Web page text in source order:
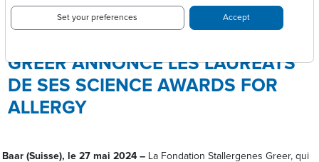
Science Awards for Allergy
GREER ANNONCE LES LAURÉATS
DE SES SCIENCE AWARDS FOR
ALLERGY
Baar (Suisse), le 27 mai 2024 –La Fondation Stallergenes Greer, qui
Set your preferences Accept